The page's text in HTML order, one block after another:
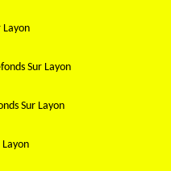
Layon
Sur Layon
Sur Layon